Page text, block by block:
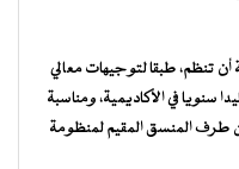
أن تنظم، طبقا لتوجيهات معالي
سنويا في الأكاديمية، ومناسبة
طرف المنسق المقيم لمنظومة